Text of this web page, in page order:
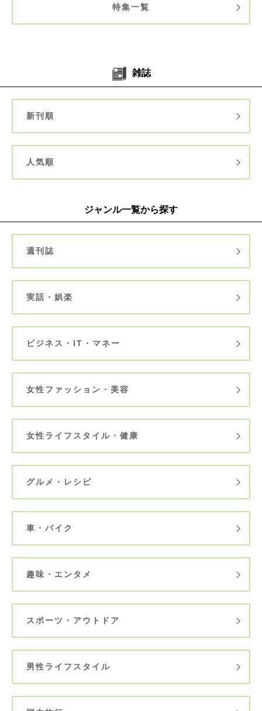
特集一覧
雑誌
新刊順
人気順
ジャンル一覧から探す
週刊誌
実話・娯楽
ビジネス・IT・マネー
女性ファッション・美容
女性ライフスタイル・健康
グルメ・レシピ
車・バイク
趣味・エンタメ
スポーツ・アウトドア
男性ライフスタイル